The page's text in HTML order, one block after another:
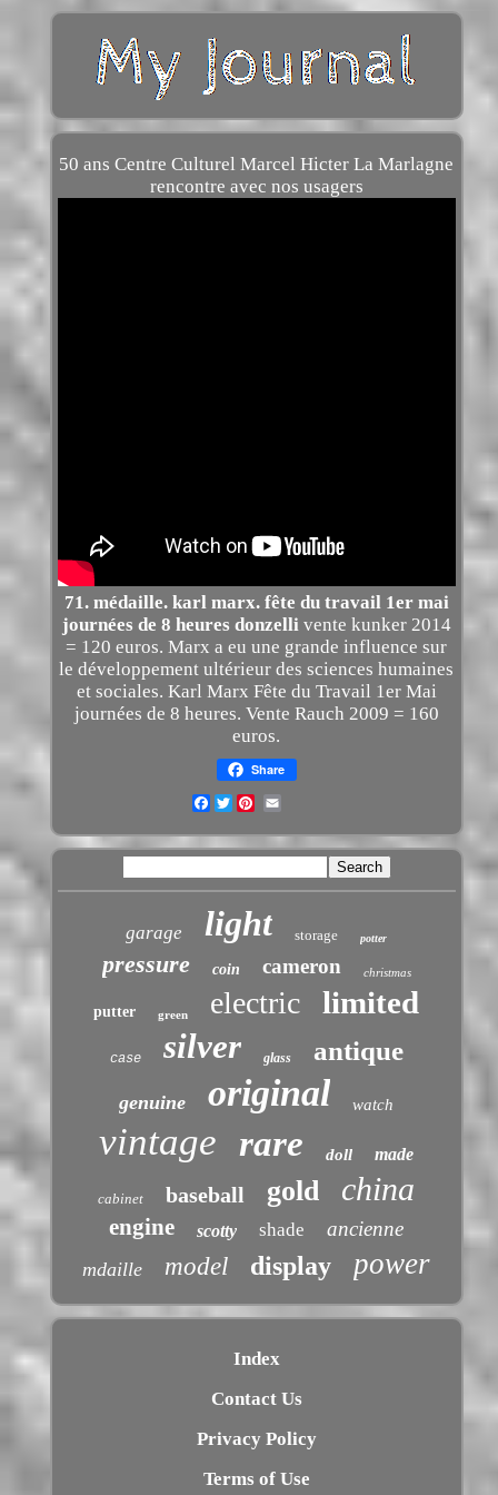
50 ans Centre Culturel Marcel Hicter La Marlagne
rencontre avec nos usagers
71. médaille. karl marx. fête du travail 1er mai
journées de 8 heures donzellivente kunker 2014
= 120 euros. Marx a eu une grande influence sur
le développement ultérieur des sciences humaines
et sociales. Karl Marx Fête du Travail 1er Mai
journées de 8 heures. Vente Rauch 2009 = 160
euros.
Share
Facebook
Twitter
garage light storage potter
pressure coin cameron christmas
putter green electric limited
case silver glass antique
genuine original watch
vintage rare doll made
cabinet baseball gold china
engine scotty shade ancienne
mdaille model display power
Index
Contact Us
Privacy Policy
Terms of Use